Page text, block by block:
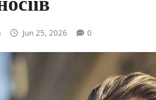
Jun 25, 2026 0